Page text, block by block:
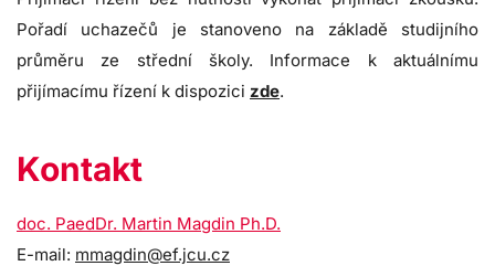
Pořadí uchazečů je stanoveno na základě studijního
průměru ze střední školy. Informace k aktuálnímu
přijímacímu řízení k dispozici zde.
Kontakt
doc. PaedDr. Martin Magdin Ph.D.
E-mail: mmagdin@ef.jcu.cz